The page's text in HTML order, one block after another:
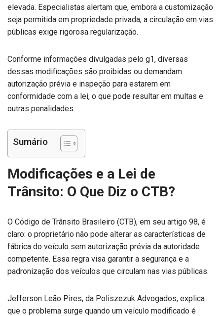
elevada. Especialistas alertam que, embora a customização
seja permitida em propriedade privada, a circulação em vias
públicas exige rigorosa regularização.
Conforme informações divulgadas pelo g1, diversas
dessas modificações são proibidas ou demandam
autorização prévia e inspeção para estarem em
conformidade com a lei, o que pode resultar em multas e
outras penalidades.
Sumário
Modificações e a Lei de
Trânsito: O Que Diz o CTB?
O Código de Trânsito Brasileiro (CTB), em seu artigo 98, é
claro: o proprietário não pode alterar as características de
fábrica do veículo sem autorização prévia da autoridade
competente. Essa regra visa garantir a segurança e a
padronização dos veículos que circulam nas vias públicas.
Jefferson Leão Pires, da Poliszezuk Advogados, explica
que o problema surge quando um veículo modificado é